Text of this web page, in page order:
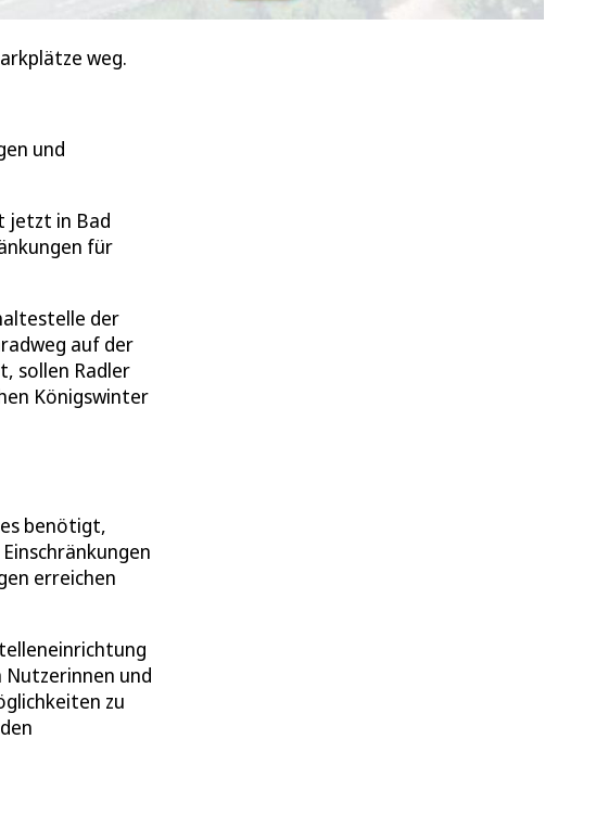
weg.
und
jetzt in Bad
für
der
auf der
sollen Radler
Königswinter
benötigt,
erreichen
Nutzerinnen und
zu